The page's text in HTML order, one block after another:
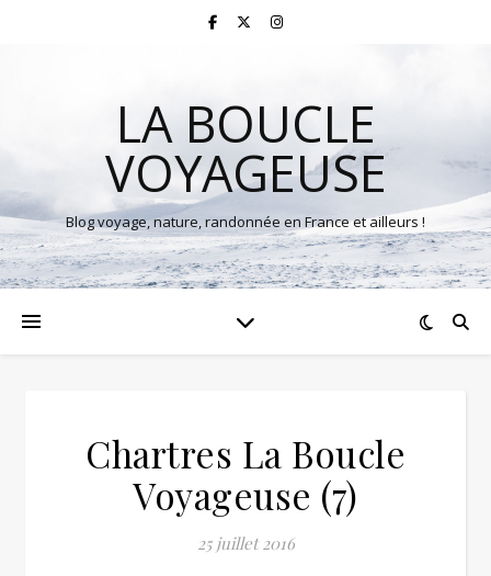
LA BOUCLE
VOYAGEUSE
Blog voyage, nature, randonnée en France et ailleurs !
Chartres La Boucle
Voyageuse (7)
25 juillet 2016